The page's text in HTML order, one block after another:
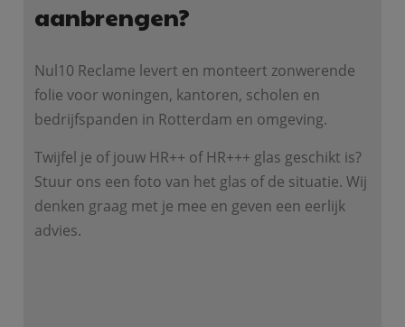
aanbrengen?
Nul10 Reclame levert en monteert zonwerende
folie voor woningen, kantoren, scholen en
bedrijfspanden in Rotterdam en omgeving.
Twijfel je of jouw HR++ of HR+++ glas geschikt is?
Stuur ons een foto van het glas of de situatie. Wij
denken graag met je mee en geven een eerlijk
advies.